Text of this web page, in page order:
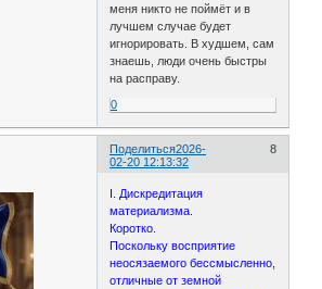
меня никто не поймёт и в
лучшем случае будет
игнорировать. В худшем, сам
знаешь, люди очень быстры
на расправу.
0
Поделиться 8
2026-
02-20 12:13:32
I. Дискредитация
материализма.
Коротко.
Поскольку восприятие
неосязаемого бессмысленно,
отличные от земной